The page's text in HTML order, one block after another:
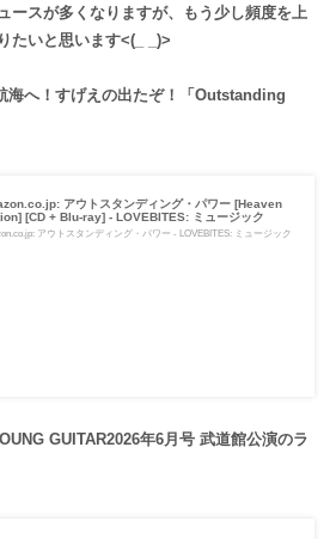
ースが多くなりますが、もう少し頻度を上
たいと思います<(_ _)>
へ！すげえの出たぞ！「Outstanding
アウトスタンディング・パワー [Heaven
[CD + Blu-ray] - LOVEBITES: ミュージック
アウトスタンディング・パワー - LOVEBITES: ミュージック
GUITAR2026年6月号 武道館公演のラ